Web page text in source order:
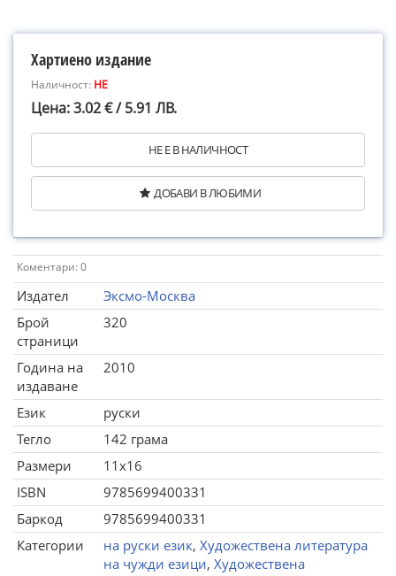
Хартиено издание
Наличност: НЕ
Цена: 3.02 € / 5.91 ЛВ.
НЕ Е В НАЛИЧНОСТ
ДОБАВИ В ЛЮБИМИ
Коментари: 0
Издател
Эксмо-Москва
Брой
страници
320
Година на
издаване
2010
Език
руски
Тегло
142 грама
Размери
11x16
ISBN
9785699400331
Баркод
9785699400331
Категории
на руски език, Художествена литература
на чужди езици, Художествена